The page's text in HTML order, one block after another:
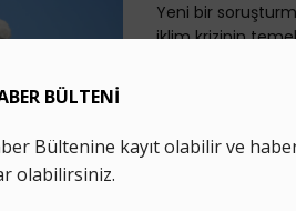
Yeni bir
iklim krizinin